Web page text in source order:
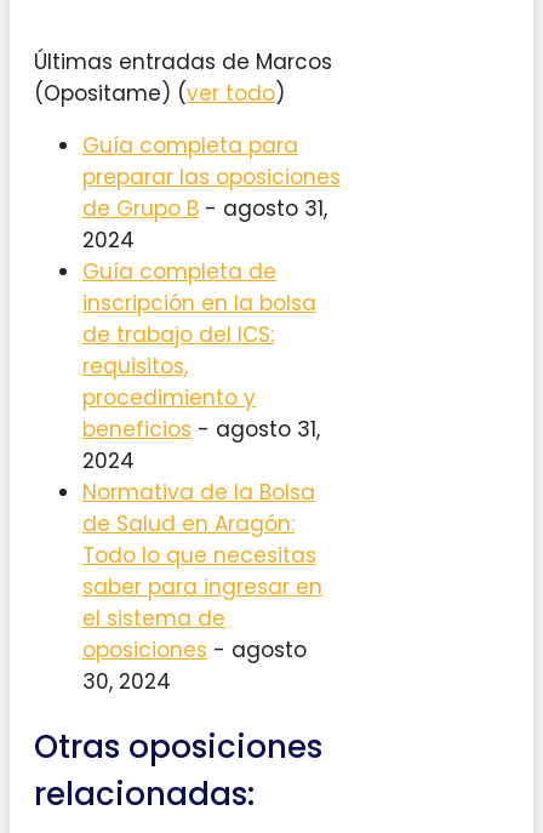
Últimas entradas de Marcos
(Opositame) (ver todo)
Guía completa para
preparar las oposiciones
de Grupo B - agosto 31,
2024
Guía completa de
inscripción en la bolsa
de trabajo del ICS:
requisitos,
procedimiento y
beneficios - agosto 31,
2024
Normativa de la Bolsa
de Salud en Aragón:
Todo lo que necesitas
saber para ingresar en
el sistema de
oposiciones - agosto
30, 2024
Otras oposiciones
relacionadas: